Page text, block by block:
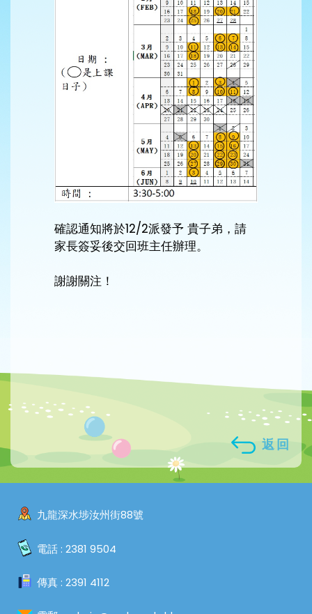
確認通知將於12/2派發予 貴子弟，請
家長簽妥後交回班主任辦理。
謝謝關注！
返回
九龍深水埗汝州街88號
電話 : 2381 9504
傳真 : 2391 4112